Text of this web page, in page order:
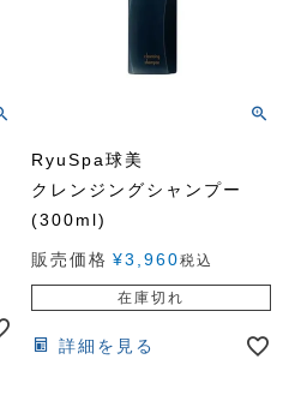
RyuSpa球美
クレンジングシャンプー
(300ml)
販売価格 ¥3,960税込
在庫切れ
詳細を見る